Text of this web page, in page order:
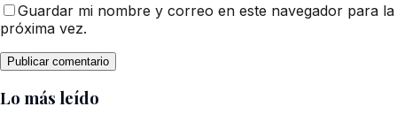
Guardar mi nombre y correo en este navegador para la
próxima vez.
Lo más leído